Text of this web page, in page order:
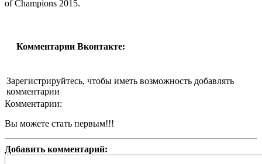
of Champions 2015.
Комментарии Вконтакте:
Зарегистрируйтесь, чтобы иметь возможность добавлять
комментарии
Комментарии:
Вы можете стать первым!!!
Добавить комментарий: